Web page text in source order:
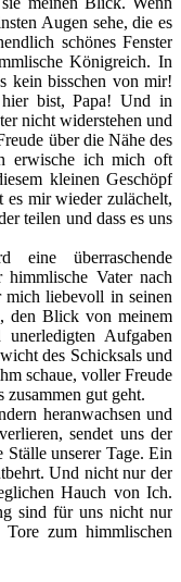
Augen sehe, die es
schönes Fenster
Königreich. In
kein bisschen von mir!
bist, Papa! Und in
nicht widerstehen und
über die Nähe des
erwische ich mich oft
kleinen Geschöpf
es mir wieder zulächelt,
teilen und dass es uns
eine überraschende
Vater nach
mich liebevoll in seinen
den Blick von meinem
Aufgaben
des Schicksals und
schaue, voller Freude
zusammen gut geht.
heranwachsen und
sendet uns der
unserer Tage. Ein
Und nicht nur der
Hauch von Ich.
sind für uns nicht nur
zum himmlischen